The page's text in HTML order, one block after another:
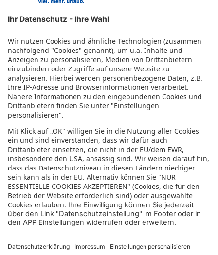
Impressum
Informationen zur Barrierefreiheit
Datenschutz
Datenschutzeinstellungen
In der sonnenklar.TV Mediathek finden Sie alle Informationen rundum
den TV-Sender sonnenklar.TV!
Das Angebot war mal wieder zu schnell weg? Oder Sie wollen sich Ihre
nächste Traumreise noch einmal gratis etwas genauer anschauen? Dann
stöbern Sie doch in unserem TV-Programmund sehen Sie sich dort die
Folgen der letzten Tage nochmal an! Sie würden gerne wissen, was
gerade im TV läuft? Über unserenLive-Streamkönnen Sie sonnenklar.TV
online anschauen und die aktuellen Reise-Schnäppchen aus dem
Fernsehen verfolgen! Alle HDTV Infos und Empfangs-Einstellungen
finden Siehier. Dazu gehören Anleitungen zu den Einstellungen bei
Android & iOS Apps sowie der Windows PC App. Für Inspirationen sorgen
den Urlwald entführen! Diverse Videos von Hotels, der Umgebung und